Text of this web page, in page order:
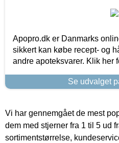
Apopro.dk er Danmarks
sikkert kan købe recept- og
andre apoteksvarer. Klik her
Se udvalget
Vi har gennemgået de mest
dem med stjerner fra 1 til 5 ud
sortimentstørrelse,